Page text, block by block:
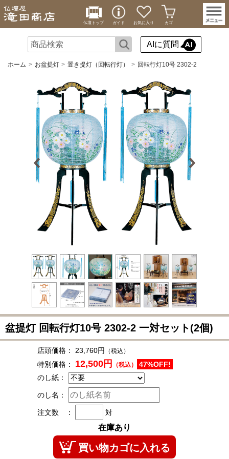
仏壇トップ ガイド お気に入り カゴ
AIに質問
ホーム お盆提灯 置き提灯（回転行灯） 回転行灯10号 2302-2
盆提灯 回転行灯10号 2302-2 一対セット(2個)
店頭価格： 23,760円 （税込）
特別価格： 12,500円 （税込）
47%OFF!
のし紙：
のし名：
注文数 ： 対
在庫あり